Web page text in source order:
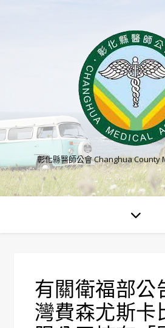
彰化縣醫師公會 Changhua County
有關衛福部公
灣費森尤斯卡